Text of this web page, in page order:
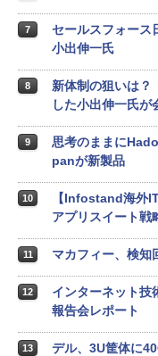
7
セールスフォース
小出伸一氏
8
新体制の狙いは
した小出伸一氏が
9
思考のままに
panが新製品
10
【Infostand海外
アプリスイート戦
11 マカフィー、検知
12
インターネット技
報告会レポート
13
デル、3U筐体に